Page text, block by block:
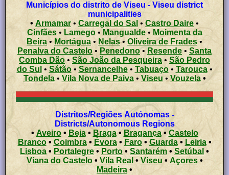
Municípios do distrito de Viseu - Viseu district
municipalities
• Armamar • Carregal do Sal • Castro Daire •
Cinfães• Lamego• Mangualde• Moimenta da
Beira • Mortágua • Nelas• Oliveira de Frades •
Penalva do Castelo• Penedono• Resende • Santa
Comba Dão• São João da Pesqueira • São Pedro
do Sul • Sátão• Sernancelhe• Tabuaço• Tarouca•
Tondela•Vila Nova de Paiva• Viseu•Vouzela •
Distritos/Regiões Autónomas -
Districts/Autonomous Regions
• Aveiro• Beja• Braga• Bragança•Castelo
Branco• Coimbra• Évora•Faro• Guarda• Leiria•
Lisboa • Portalegre• Porto • Santarém • Setúbal •
Viana do Castelo• Vila Real •Viseu • Açores •
Madeira •